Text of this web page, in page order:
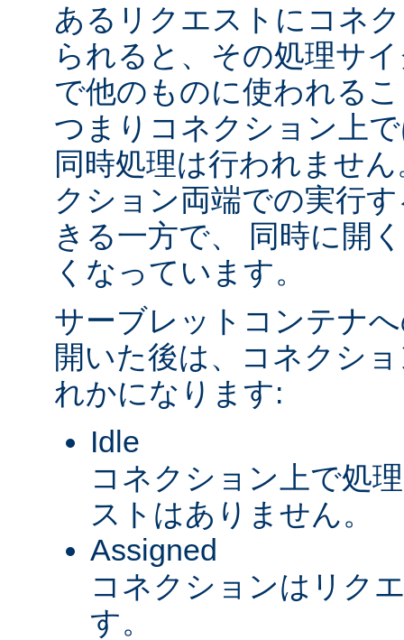
あるリクエストにコネ
られると、その処理サ
で他のものに使われる
つまりコネクション上
同時処理は行われませ
クション両端での実行
きる一方で、 同時に開
くなっています。
サーブレットコンテナ
開いた後は、コネクシ
れかになります:
Idle
コネクション上で処
ストはありません。
Assigned
コネクションはリク
す。